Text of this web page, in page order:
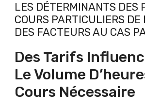
LES DÉTERMINANTS DES
COURS PARTICULIERS DE
DES FACTEURS AU CAS
Des Tarifs
Le Volume
Cours Nécessaire